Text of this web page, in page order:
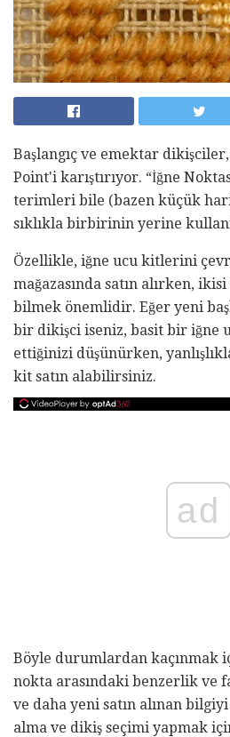
Başlangıç ​​ve emektar
Point'i karıştırıyor. “İğne
terimleri bile (bazen küçük
sıklıkla birbirinin yerine
Özellikle, iğne ucu kitlerini
mağazasında satın alırken,
bilmek önemlidir. Eğer yeni
bir dikişci iseniz, basit bir iğne
ettiğinizi düşünürken,
kit satın alabilirsiniz.
ad
Böyle durumlardan kaçınmak
nokta arasındaki benzerlik ve
ve daha yeni satın alınan
alma ve dikiş seçimi yapmak